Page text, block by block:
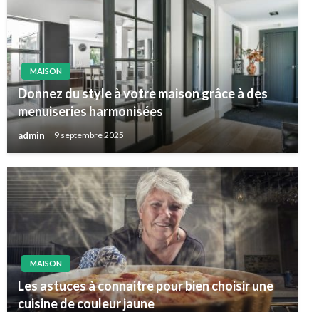
MAISON
Donnez du style à votre maison grâce à des
menuiseries harmonisées
admin 9 septembre 2025
MAISON
Les astuces à connaitre pour bien choisir une
cuisine de couleur jaune